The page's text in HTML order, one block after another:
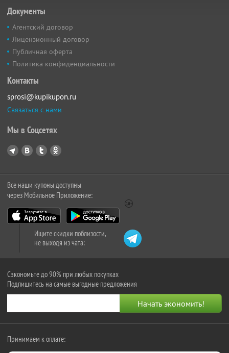
Документы
Агентский договор
Лицензионный договор
Публичная оферта
Политика конфиденциальности
Контакты
sprosi@kupikupon.ru
Связаться с нами
Мы в Соцсетях
Все наши купоны доступны
через Мобильное Приложение:
Ищите скидки поблизости,
не выходя из чата:
Сэкономьте до 90% при любых покупках
Подпишитесь на самые выгодные предложения
Принимаем к оплате: